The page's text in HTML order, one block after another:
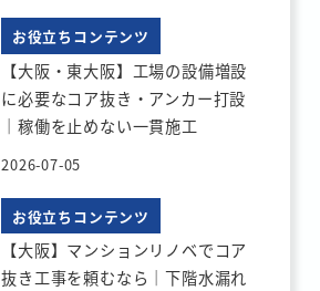
お役立ちコンテンツ
【大阪・東大阪】工場の設備増設
に必要なコア抜き・アンカー打設
｜稼働を止めない一貫施工
2026-07-05
お役立ちコンテンツ
【大阪】マンションリノベでコア
抜き工事を頼むなら｜下階水漏れ